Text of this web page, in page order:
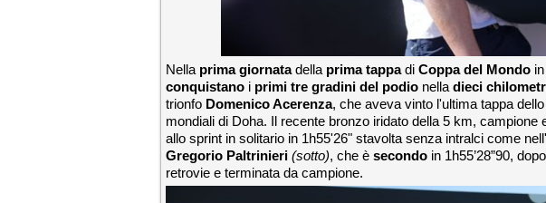
Nella prima giornatadella prima tappadi Coppa del Mondo
conquistano i primi tre gradini del podio nella dieci
trionfo Domenico Acerenza, che aveva vinto l'ultima tappa
mondiali di Doha. Il recente bronzo iridato della 5 km,
allo sprint in solitario in 1h55'26" stavolta senza intralci come
Gregorio Paltrinieri (sotto), che è secondo in 1h55’28”90,
retrovie e terminata da campione.